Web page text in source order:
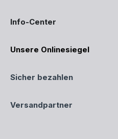
Info-Center
Unsere Onlinesiegel
Sicher bezahlen
Versandpartner